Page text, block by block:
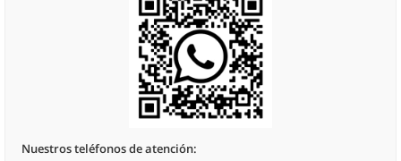
Nuestros teléfonos de atención: